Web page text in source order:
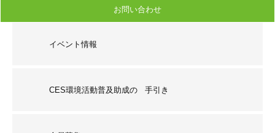
お問い合わせ
イベント情報
CES環境活動普及助成の 手引き